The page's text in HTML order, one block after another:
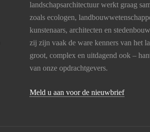
landschapsarchitectuur werkt graag
zoals ecologen,
kunstenaars, architecten en
zij zijn vaak de ware kenners van het
groot, complex en uitdagend ook –
van onze opdrachtgevers.
Meld u aan voor de nieuwbrief